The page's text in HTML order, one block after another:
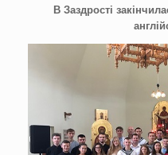
В Заздрості